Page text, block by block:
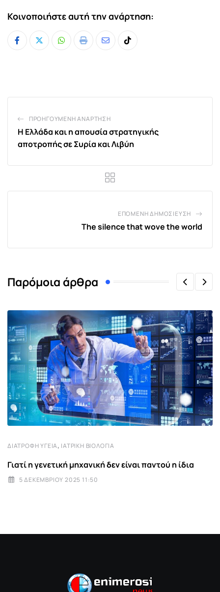
Κοινοποιήστε αυτή την ανάρτηση:
Whatsapp
Print
ShareTiktok
ΠΡΟΗΓΟΎΜΕΝΗ ΑΝΆΡΤΗΣΗ
Η Ελλάδα και η απουσία στρατηγικής
αποτροπής σε Συρία και Λιβύη
ΕΠΌΜΕΝΗ ΔΗΜΟΣΊΕΥΣΗ
The silence that wove the world
Παρόμοια άρθρα
ΔΙΑΤΡΟΦΉ ΥΓΕΊΑ, ΙΑΤΡΙΚΉ ΒΙΟΛΟΓΊΑ
Γιατί η γενετική μηχανική δεν είναι παντού η ίδια
5 ΔΕΚΕΜΒΡΊΟΥ 2025 11:50